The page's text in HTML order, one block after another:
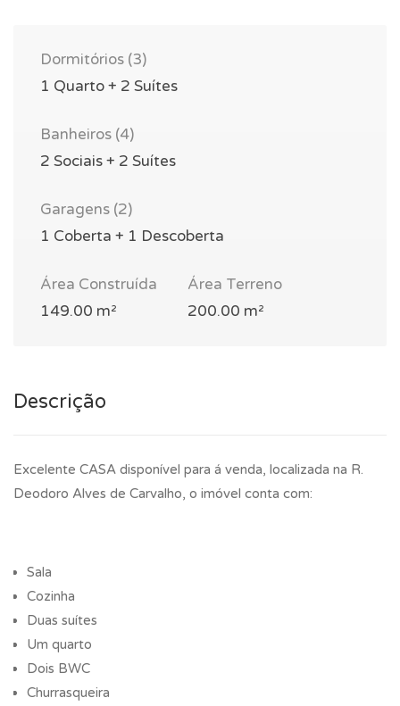
Dormitórios (3)
1 Quarto + 2 Suítes
Banheiros (4)
2 Sociais + 2 Suítes
Garagens (2)
1 Coberta + 1 Descoberta
Área Construída
149.00 m²
Área Terreno
200.00 m²
Descrição
Excelente CASA disponível para á venda, localizada na R.
Deodoro Alves de Carvalho, o imóvel conta com:
Sala
Cozinha
Duas suítes
Um quarto
Dois BWC
Churrasqueira